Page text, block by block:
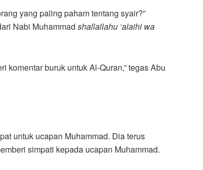
yang paling paham tentang syair?”
Nabi Muhammad shallallahu ‘alaihi wa
komentar buruk untuk Al-Quran,” tegas Abu
untuk ucapan Muhammad. Dia terus
simpati kepada ucapan Muhammad.